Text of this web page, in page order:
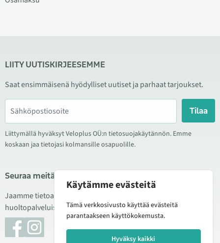
LIITY UUTISKIRJEESEMME
Saat ensimmäisenä hyödylliset uutiset ja parhaat tarjoukset.
Tilaa
Liittymällä hyväksyt Veloplus OÜ:n tietosuojakäytännön. Emme
koskaan jaa tietojasi kolmansille osapuolille.
Seuraa meitä sosiaalisessa mediassa
Jaamme tietoa hyvistä tarjouksista, uusista tuotteista ja
huoltopalveluista. Joskus julkaisemme myös tuote-esittelyjä.
Käytämme evästeitä
Tämä verkkosivusto käyttää evästeitä
parantaakseen käyttökokemusta.
Hyväksy kaikki